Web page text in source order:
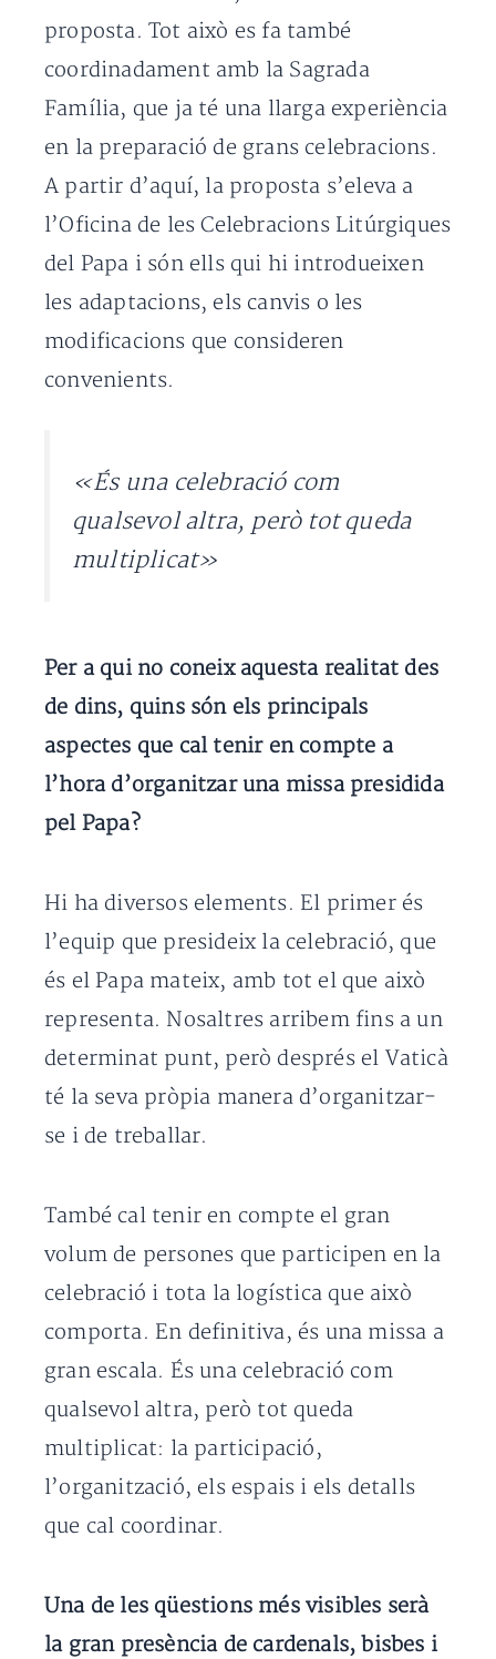
proposta. Tot això es fa també
coordinadament amb la Sagrada
Família, que ja té una llarga experiència
en la preparació de grans celebracions.
A partir d’aquí, la proposta s’eleva a
l’Oficina de les Celebracions Litúrgiques
del Papa i són ells qui hi introdueixen
les adaptacions, els canvis o les
modificacions que consideren
convenients.
«És una celebració com
qualsevol altra, però tot queda
multiplicat»
Per a qui no coneix aquesta realitat des
de dins, quins són els principals
aspectes que cal tenir en compte a
l’hora d’organitzar una missa presidida
pel Papa?
Hi ha diversos elements. El primer és
l’equip que presideix la celebració, que
és el Papa mateix, amb tot el que això
representa. Nosaltres arribem fins a un
determinat punt, però després el Vaticà
té la seva pròpia manera d’organitzar-
se i de treballar.
També cal tenir en compte el gran
volum de persones que participen en la
celebració i tota la logística que això
comporta. En definitiva, és una missa a
gran escala. És una celebració com
qualsevol altra, però tot queda
multiplicat: la participació,
l’organització, els espais i els detalls
que cal coordinar.
Una de les qüestions més visibles serà
la gran presència de cardenals, bisbes i